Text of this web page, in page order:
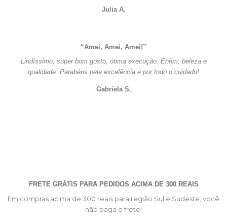
Julia A.
“Amei, Amei, Amei!”
Lindíssimo, super bom gosto, ótima execução. Enfim, beleza e
qualidade. Parabéns pela excelência e por todo o cuidado!
Gabriela S.
FRETE GRÁTIS PARA PEDIDOS ACIMA DE 300 REAIS
Em compras acima de 300 reais para região Sul e Sudeste, você
não paga o frete!